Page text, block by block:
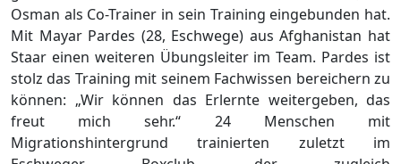
Osman als Co-Trainer in sein Training eingebunden hat.
Mit Mayar Pardes (28, Eschwege) aus Afghanistan hat
Staar einen weiteren Übungsleiter im Team. Pardes ist
stolz das Training mit seinem Fachwissen bereichern zu
können: „Wir können das Erlernte weitergeben, das
freut mich sehr.“ 24 Menschen mit
Migrationshintergrund trainierten zuletzt im